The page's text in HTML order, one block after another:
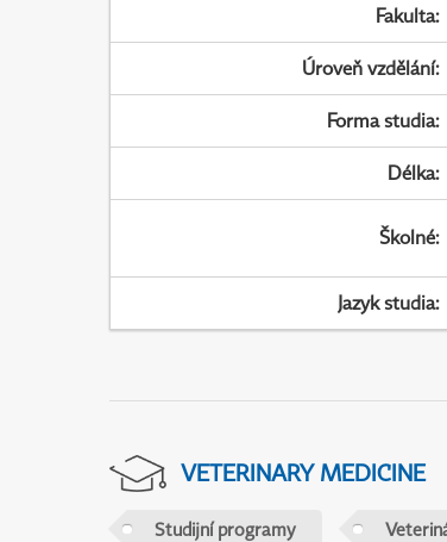
Fakulta:
Úroveň vzdělání:
Forma studia:
Délka:
Školné:
Jazyk studia:
VETERINARY MEDICINE
Studijní programy